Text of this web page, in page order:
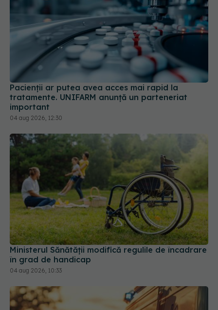
Pacienții ar putea avea acces mai rapid la
tratamente. UNIFARM anunță un parteneriat
important
04 aug 2026, 12:30
Ministerul Sănătății modifică regulile de încadrare
în grad de handicap
04 aug 2026, 10:33